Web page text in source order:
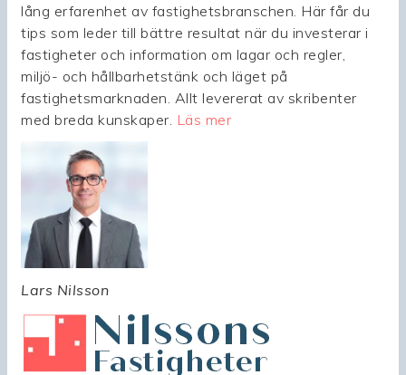
lång erfarenhet av fastighetsbranschen. Här får du
tips som leder till bättre resultat när du investerar i
fastigheter och information om lagar och regler,
miljö- och hållbarhetstänk och läget på
fastighetsmarknaden. Allt levererat av skribenter
med breda kunskaper. Läs mer
Lars Nilsson